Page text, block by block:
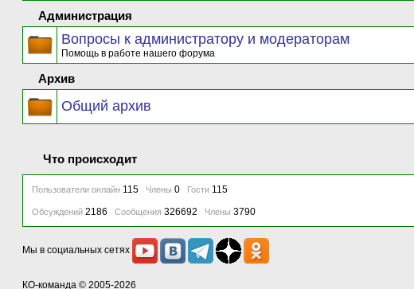
Администрация
Вопросы к администратору и модераторам
Помощь в работе нашего форума
Архив
Общий архив
Что происходит
Пользователи онлайн 115 Члены 0 Гости 115
Обсуждений 2186 Сообщения 326692 Члены 3790
Мы в социальных сетях
КО-команда © 2005-2026